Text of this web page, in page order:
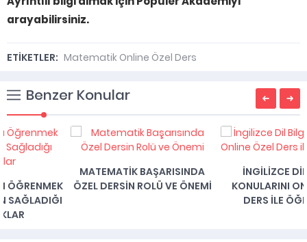
arayabilirsiniz.
ETİKETLER: Matematik Online Özel Ders
Benzer Konular
MATEMATIK BAŞARISINDA
ÖZEL DERSIN ROLÜ VE ÖNEMI
İNGILIZCE DIL BILGISI
KONULARINI ONLINE ÖZEL
DERS ILE ÖĞRENMEK